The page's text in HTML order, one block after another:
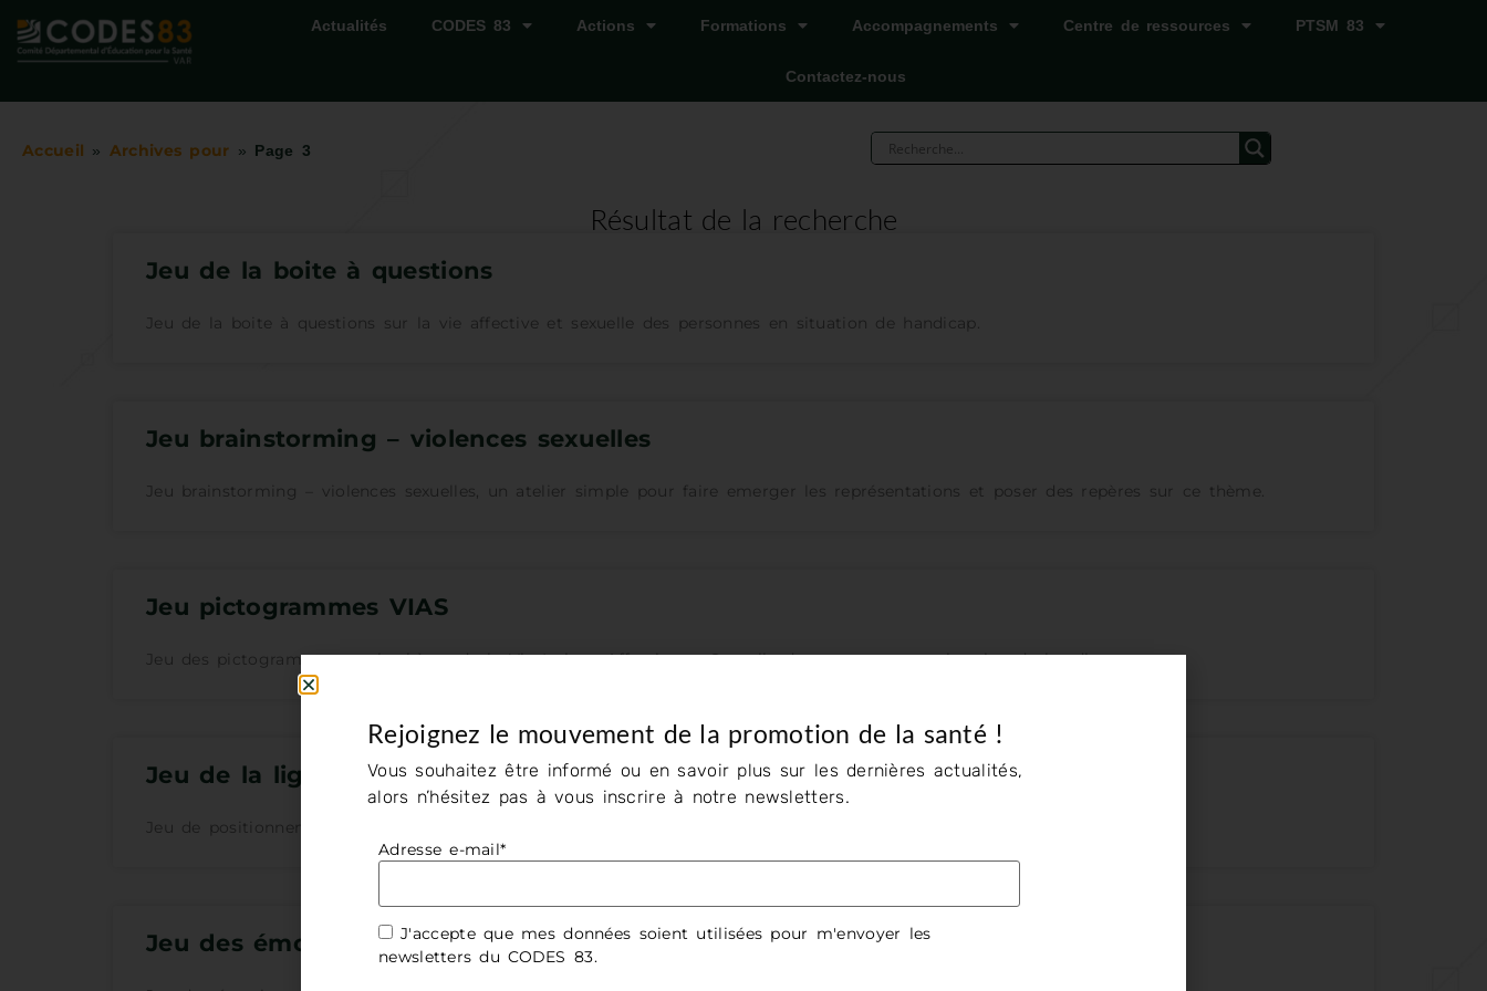
Actualités CODES 83 Actions Formations Accompagnements Centre de ressources PTSM 83
Contactez-nous
Accueil » Archives pour » Page 3
Résultat de la recherche
Jeu de la boite à questions
Jeu de la boite à questions sur la vie affective et sexuelle des personnes en situation de handicap.
Jeu brainstorming – violences sexuelles
Jeu brainstorming – violences sexuelles, un atelier simple pour faire emerger les représentations et poser des repères sur ce thème.
Jeu pictogrammes VIAS
Jeu des pictogrammes sur le thème de la Vie Intime, Affective et Sexuelle des personnes en situation de handicap.
Jeu de la ligne – Abaque de Regnier
Jeu de positionnement : jeu de la ligne – Abaque de Regnier.
Jeu des émotions
Rejoignez le mouvement de la promotion de la santé !
Vous souhaitez être informé ou en savoir plus sur les dernières actualités,
alors n’hésitez pas à vous inscrire à notre newsletters.
Adresse e-mail*
J'accepte que mes données soient utilisées pour m'envoyer les
newsletters du CODES 83.